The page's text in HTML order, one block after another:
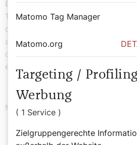
Barmherzigen Schwestern
1898 in ein Kloster in Döbling
das alte Klostergebäude in den
abgerissen. Die Kirche aber blieb
die Barockorgel aus der
erhalten.
Schlagwörter
Matomo Tag Manager
Matomo.org
Targeting /
Werbung
( 1 Service )
Zielgruppengerechte